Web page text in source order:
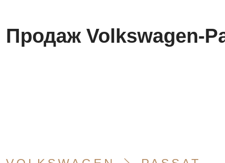
Продаж Volkswagen-